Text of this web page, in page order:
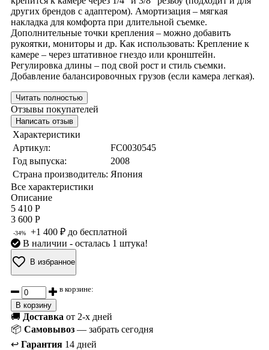
других брендов с адаптером). Амортизация – мягкая
накладка для комфорта при длительной съемке.
Дополнительные точки крепления – можно добавить
рукоятки, мониторы и др. Как использовать: Крепление к
камере – через штативное гнездо или кронштейн.
Регулировка длины – под свой рост и стиль съемки.
Добавление балансировочных грузов (если камера легкая).
Читать полностью
Отзывы покупателей
Написать отзыв
Характеристики
Артикул:
FC0030545
Год выпуска:
2008
Страна производитель: Япония
Все характеристики
Описание
5 410 Р
3 600 Р
-34%
+1 400 ₽ до бесплатной
В наличии - осталась 1 штука!
В избранное
в корзине:
В корзину
🚚 Доставка от 2-х дней
📦 Самовывоз — забрать сегодня
↩️ Гарантия 14 дней